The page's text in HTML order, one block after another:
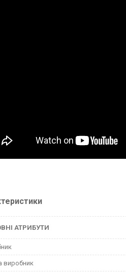
АТРИБУТИ
виробник